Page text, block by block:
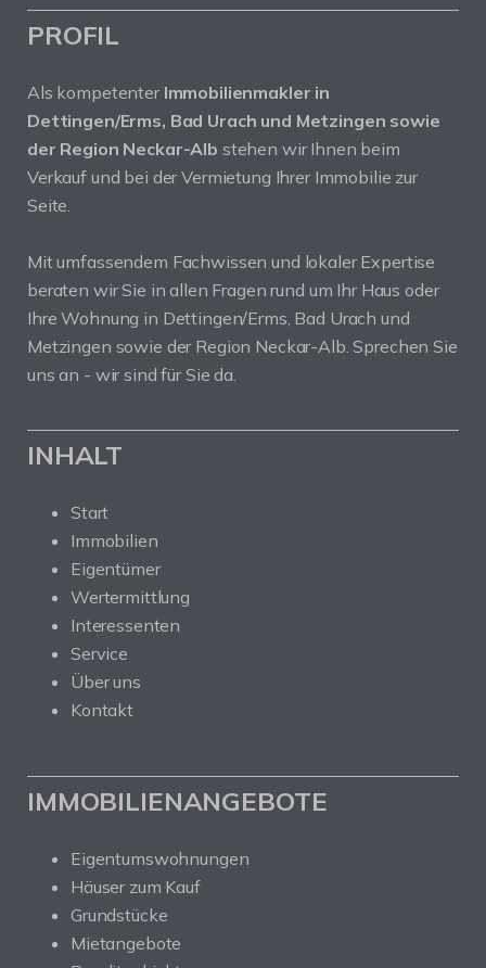
PROFIL
Als kompetenter Immobilienmakler in
Dettingen/Erms, Bad Urach und Metzingen sowie
der Region Neckar-Alb stehen wir Ihnen beim
Verkauf und bei der Vermietung Ihrer Immobilie zur
Seite.
Mit umfassendem Fachwissen und lokaler Expertise
beraten wir Sie in allen Fragen rund um Ihr Haus oder
Ihre Wohnung in Dettingen/Erms, Bad Urach und
Metzingen sowie der Region Neckar-Alb. Sprechen Sie
uns an - wir sind für Sie da.
INHALT
Start
Immobilien
Eigentümer
Wertermittlung
Interessenten
Service
Über uns
Kontakt
IMMOBILIENANGEBOTE
Eigentumswohnungen
Häuser zum Kauf
Grundstücke
Mietangebote